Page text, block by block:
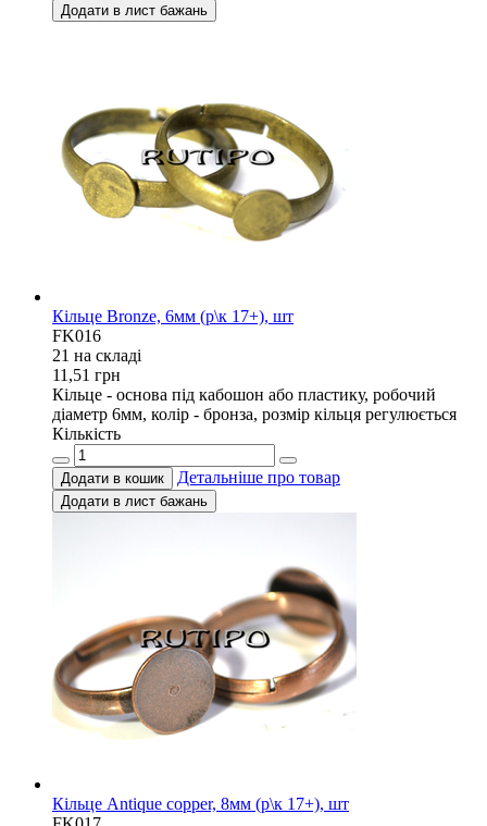
Додати в лист бажань
Кільце Bronze, 6мм (р\к 17+), шт
FK016
21 на складi
11,51 грн
Кільце - основа під кабошон або пластику, робочий
діаметр 6мм, колір - бронза, розмір кільця регулюється
Кількість
Додати в кошик Детальніше про товар
Додати в лист бажань
Кільце Antique copper, 8мм (р\к 17+), шт